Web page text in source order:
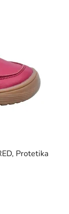
Protetika